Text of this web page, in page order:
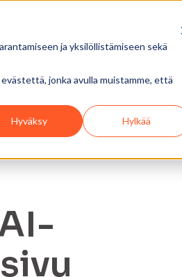
ja yksilöllistämiseen sekä
jonka avulla muistamme, että
Hyväksy Hylkää